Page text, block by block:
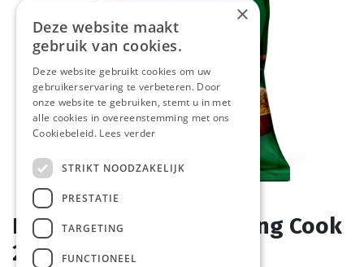
B12 Mac & Cheese Smiling Cook
2,5 kg
×
Deze website maakt
gebruik van cookies.
Deze website gebruikt cookies om uw
gebruikerservaring te verbeteren. Door
onze website te gebruiken, stemt u in met
alle cookies in overeenstemming met ons
Cookiebeleid. Lees verder
STRIKT NOODZAKELIJK
PRESTATIE
TARGETING
FUNCTIONEEL